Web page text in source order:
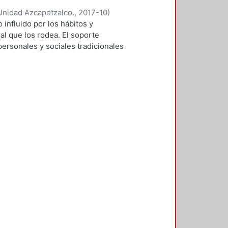
Azcapotzalco., 2017-10)
influido por los hábitos y
que los rodea. El soporte
y sociales tradicionales